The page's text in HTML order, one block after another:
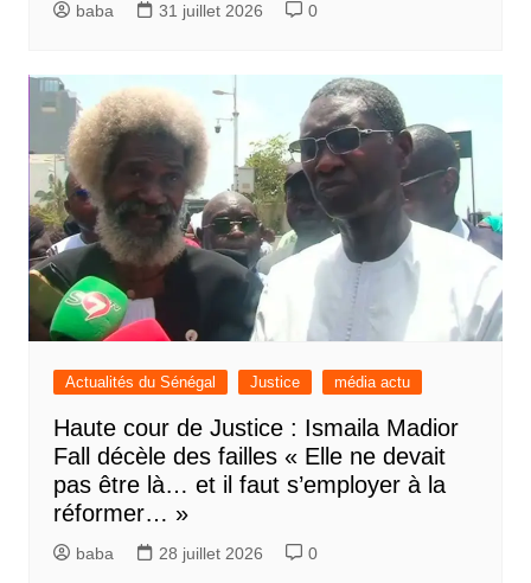
baba 31 juillet 2026 0
Actualités du Sénégal Justice média actu
Haute cour de Justice : Ismaila Madior
Fall décèle des failles « Elle ne devait
pas être là… et il faut s’employer à la
réformer… »
baba 28 juillet 2026 0